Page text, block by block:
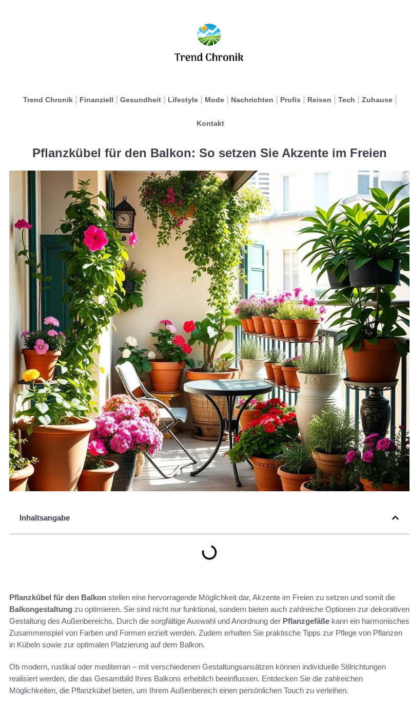
Trend Chronik Finanziell Gesundheit Lifestyle Mode Nachrichten Profis Reisen Tech Zuhause
Kontakt
Pflanzkübel für den Balkon: So setzen Sie Akzente im Freien
Inhaltsangabe
Pflanzkübel für den Balkon stellen eine hervorragende Möglichkeit dar, Akzente im Freien zu setzen und somit die
Balkongestaltung zu optimieren. Sie sind nicht nur funktional, sondern bieten auch zahlreiche Optionen zur dekorativen
Gestaltung des Außenbereichs. Durch die sorgfältige Auswahl und Anordnung der Pflanzgefäße kann ein harmonisches
Zusammenspiel von Farben und Formen erzielt werden. Zudem erhalten Sie praktische Tipps zur Pflege von Pflanzen
in Kübeln sowie zur optimalen Platzierung auf dem Balkon.
Ob modern, rustikal oder mediterran – mit verschiedenen Gestaltungsansätzen können individuelle Stilrichtungen
realisiert werden, die das Gesamtbild Ihres Balkons erheblich beeinflussen. Entdecken Sie die zahlreichen
Möglichkeiten, die Pflanzkübel bieten, um Ihrem Außenbereich einen persönlichen Touch zu verleihen.